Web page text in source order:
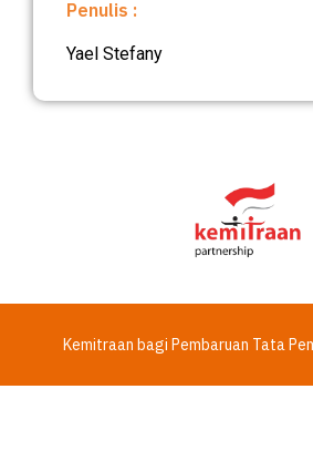
Penulis :
Yael Stefany
Kemitraan bagi Pembaruan Tata